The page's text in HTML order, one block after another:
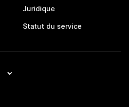
Juridique
Statut du service